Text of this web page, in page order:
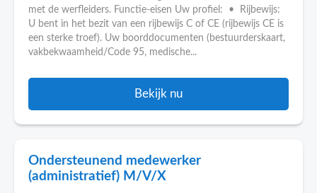
met de werfleiders. Functie-eisen Uw profiel: • Rijbewijs:
U bent in het bezit van een rijbewijs C of CE (rijbewijs CE is
een sterke troef). Uw boorddocumenten (bestuurderskaart,
vakbekwaamheid/Code 95, medische...
Bekijk nu
Ondersteunend medewerker
(administratief) M/V/X